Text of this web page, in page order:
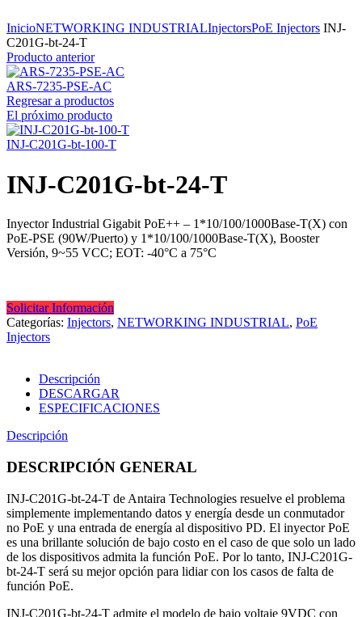
InicioNETWORKING INDUSTRIALInjectorsPoE Injectors INJ-
C201G-bt-24-T
Producto anterior
ARS-7235-PSE-AC
Regresar a productos
El próximo producto
INJ-C201G-bt-100-T
INJ-C201G-bt-24-T
Inyector Industrial Gigabit PoE++ – 1*10/100/1000Base-T(X) con
PoE-PSE (90W/Puerto) y 1*10/100/1000Base-T(X), Booster
Versión, 9~55 VCC; EOT: -40°C a 75°C
Solicitar Información
Categorías: Injectors, NETWORKING INDUSTRIAL, PoE
Injectors
Descripción
DESCARGAR
ESPECIFICACIONES
Descripción
DESCRIPCIÓN GENERAL
INJ-C201G-bt-24-T de Antaira Technologies resuelve el problema
simplemente implementando datos y energía desde un conmutador
no PoE y una entrada de energía al dispositivo PD. El inyector PoE
es una brillante solución de bajo costo en el caso de que solo un lado
de los dispositivos admita la función PoE. Por lo tanto, INJ-C201G-
bt-24-T será su mejor opción para lidiar con los casos de falta de
función PoE.
INJ-C201G-bt-24-T admite el modelo de bajo voltaje 9VDC con